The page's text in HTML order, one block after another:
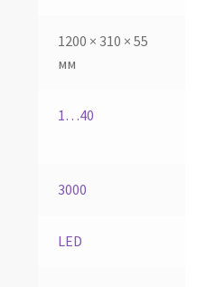
1200 × 310 × 55
мм
1…40
3000
LED